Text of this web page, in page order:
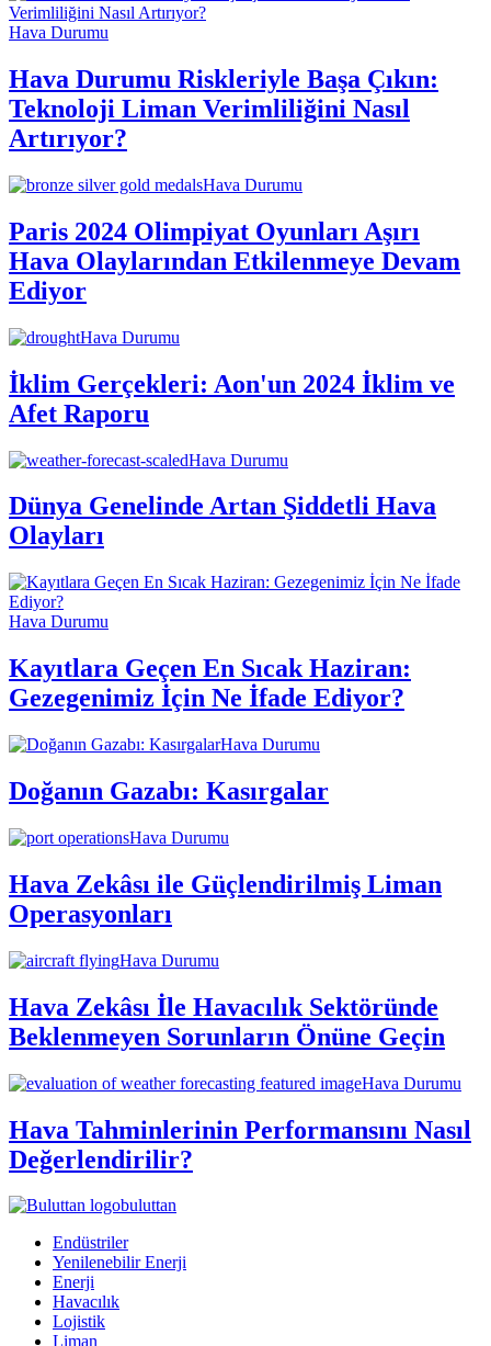
Hava Durumu
Hava Durumu Riskleriyle Başa Çıkın:
Teknoloji Liman Verimliliğini Nasıl
Artırıyor?
Hava Durumu
Paris 2024 Olimpiyat Oyunları Aşırı
Hava Olaylarından Etkilenmeye Devam
Ediyor
Hava Durumu
İklim Gerçekleri: Aon'un 2024 İklim ve
Afet Raporu
Hava Durumu
Dünya Genelinde Artan Şiddetli Hava
Olayları
Hava Durumu
Kayıtlara Geçen En Sıcak Haziran:
Gezegenimiz İçin Ne İfade Ediyor?
Hava Durumu
Doğanın Gazabı: Kasırgalar
Hava Durumu
Hava Zekâsı ile Güçlendirilmiş Liman
Operasyonları
Hava Durumu
Hava Zekâsı İle Havacılık Sektöründe
Beklenmeyen Sorunların Önüne Geçin
Hava Durumu
Hava Tahminlerinin Performansını Nasıl
Değerlendirilir?
buluttan
Endüstriler
Yenilenebilir Enerji
Enerji
Havacılık
Lojistik
Liman